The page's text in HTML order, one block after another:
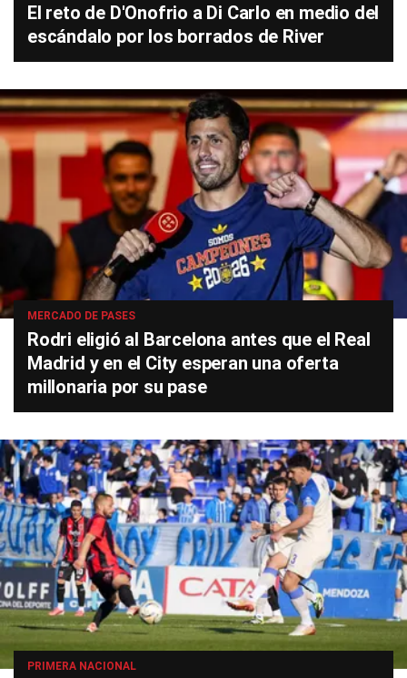
El reto de D'Onofrio a Di Carlo en medio del
escándalo por los borrados de River
MERCADO DE PASES
Rodri eligió al Barcelona antes que el Real
Madrid y en el City esperan una oferta
millonaria por su pase
PRIMERA NACIONAL